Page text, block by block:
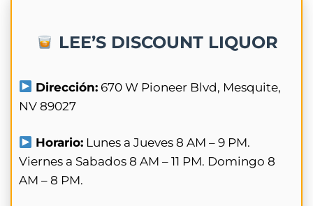
LEE’S DISCOUNT LIQUOR
Dirección: 670 W Pioneer Blvd, Mesquite,
NV 89027
Horario: Lunes a Jueves 8 AM – 9 PM.
Viernes a Sabados 8 AM – 11 PM. Domingo 8
AM – 8 PM.